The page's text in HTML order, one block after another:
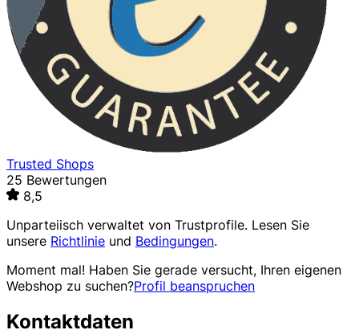
Trusted Shops
25 Bewertungen
8,5
Unparteiisch verwaltet von Trustprofile. Lesen Sie
unsere Richtlinie und Bedingungen.
Moment mal! Haben Sie gerade versucht, Ihren eigenen
Webshop zu suchen?Profil beanspruchen
Kontaktdaten